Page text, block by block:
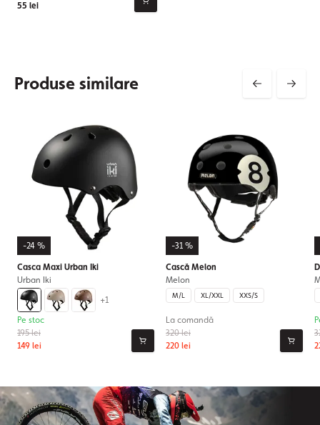
55 lei
Produse similare
-24 %
Casca Maxi Urban Iki
Urban Iki
+1
195 lei
149 lei
Pe stoc
-31 %
Cască Melon
Melon
M/L XL/XXL XXS/S
320 lei
220 lei
La comandă